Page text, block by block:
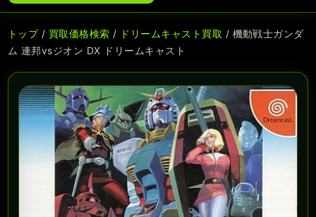
トップ/ 買取価格検索 / ドリームキャスト買取 / 機動戦士ガンダ
ム 連邦vsジオン DX ドリームキャスト